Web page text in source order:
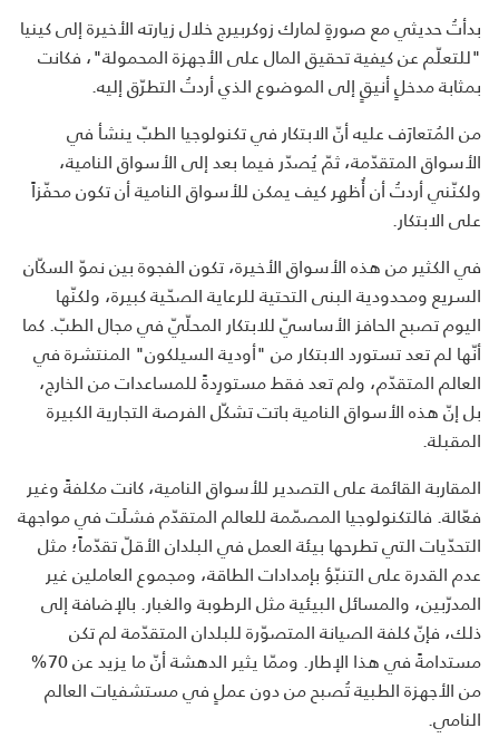
بدأتُ حديثي مع صورةٍ لمارك زوكربيرج خلال زيارته الأخيرة إلى كينيا
"للتعلّم عن كيفية تحقيق المال على الأجهزة المحمولة"، فكانت
بمثابة مدخلٍ أنيقٍ إلى الموضوع الذي أردتُ التطرّق إليه.
من المُتعارَف عليه أنّ الابتكار في تكنولوجيا الطبّ ينشأ في
الأسواق المتقدّمة، ثمّ يُصدّر فيما بعد إلى الأسواق النامية،
ولكنّني أردتُ أن أُظهِر كيف يمكن للأسواق النامية أن تكون محفّزاً
على الابتكار.
في الكثير من هذه الأسواق الأخيرة، تكون الفجوة بين نموّ السكّان
السريع ومحدودية البنى التحتية للرعاية الصحّية كبيرة، ولكنّها
اليوم تصبح الحافز الأساسيّ للابتكار المحلّيّ في مجال الطبّ. كما
أنّها لم تعد تستورد الابتكار من "أودية السيلكون" المنتشرة في
العالم المتقدّم، ولم تعد فقط مستورِدةً للمساعدات من الخارج،
بل إنّ هذه الأسواق النامية باتت تشكّل الفرصة التجارية الكبيرة
المقبلة.
المقاربة القائمة على التصدير للأسواق النامية، كانت مكلفةً وغير
فعّالة. فالتكنولوجيا المصمّمة للعالم المتقدّم فشلَت في مواجهة
التحدّيات التي تطرحها بيئة العمل في البلدان الأقلّ تقدّماً؛ مثل
عدم القدرة على التنبّؤ بإمدادات الطاقة، ومجموع العاملين غير
المدرّبين، والمسائل البيئية مثل الرطوبة والغبار. بالإضافة إلى
ذلك، فإنّ كلفة الصيانة المتصوّرة للبلدان المتقدّمة لم تكن
مستدامةً في هذا الإطار. وممّا يثير الدهشة أنّ ما يزيد عن 70%
من الأجهزة الطبية تُصبح من دون عملٍ في مستشفيات العالم
النامي.